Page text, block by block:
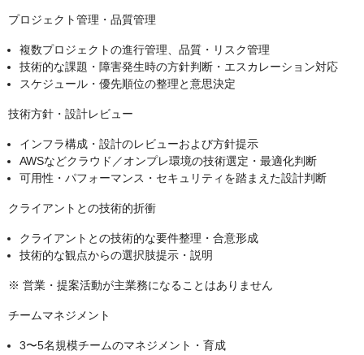
プロジェクト管理・品質管理
複数プロジェクトの進行管理、品質・リスク管理
技術的な課題・障害発生時の方針判断・エスカレーション対応
スケジュール・優先順位の整理と意思決定
技術方針・設計レビュー
インフラ構成・設計のレビューおよび方針提示
AWSなどクラウド／オンプレ環境の技術選定・最適化判断
可用性・パフォーマンス・セキュリティを踏まえた設計判断
クライアントとの技術的折衝
クライアントとの技術的な要件整理・合意形成
技術的な観点からの選択肢提示・説明
※ 営業・提案活動が主業務になることはありません
チームマネジメント
3〜5名規模チームのマネジメント・育成